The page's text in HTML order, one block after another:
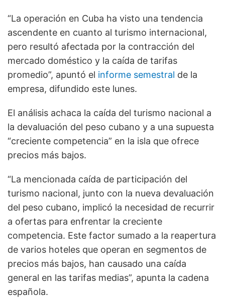
“La operación en Cuba ha visto una tendencia
ascendente en cuanto al turismo internacional,
pero resultó afectada por la contracción del
mercado doméstico y la caída de tarifas
promedio”, apuntó el informe semestral de la
empresa, difundido este lunes.
El análisis achaca la caída del turismo nacional a
la devaluación del peso cubano y a una supuesta
“creciente competencia” en la isla que ofrece
precios más bajos.
“La mencionada caída de participación del
turismo nacional, junto con la nueva devaluación
del peso cubano, implicó la necesidad de recurrir
a ofertas para enfrentar la creciente
competencia. Este factor sumado a la reapertura
de varios hoteles que operan en segmentos de
precios más bajos, han causado una caída
general en las tarifas medias”, apunta la cadena
española.